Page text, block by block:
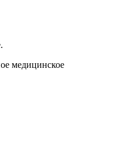
медицинское